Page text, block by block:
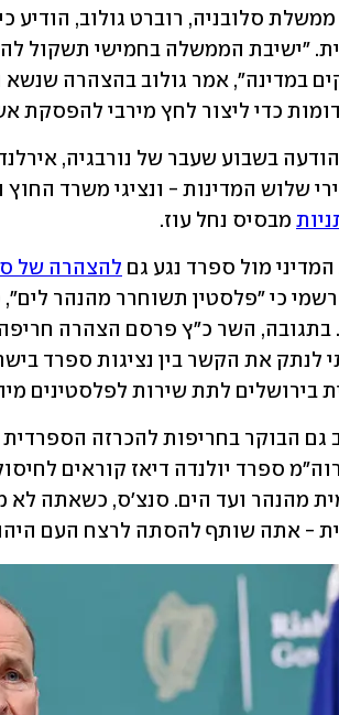
כדי ליצור לחץ מירבי להפסקת
שלוש המדינות - ונציגי משרד
מבסיס נחל עוז.
מול ספרד נגע גם להצהרה של
בירושלים לתת שירות לפלסטינים
- אתה שותף להסתה לרצח העם